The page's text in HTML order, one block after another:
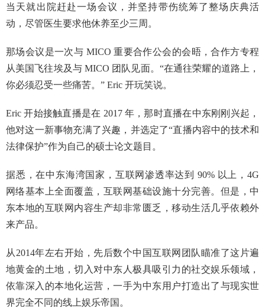
当天就出院赶赴一场会议，并坚持带伤统筹了整场庆典活
动，尽管医生要求他休养至少三周。
那场会议是一次与 MICO 重要合作公会的会晤，合作方专程
从美国飞往埃及与 MICO 团队见面。“在通往荣耀的道路上，
你必须忍受一些痛苦。” Eric 开玩笑说。
Eric 开始接触直播是在 2017 年，那时直播在中东刚刚兴起，
他对这一新事物充满了兴趣，并选定了“直播内容中的技术和
法律保护”作为自己的硕士论文题目。
据悉，在中东海湾国家，互联网渗透率达到 90% 以上，4G
网络基本上全面覆盖，互联网基础设施十分完善。但是，中
东本地的互联网内容生产却非常匮乏，移动生活几乎依赖外
来产品。
从2014年左右开始，先后数个中国互联网团队瞄准了这片遍
地黄金的土地，切入对中东人极具吸引力的社交娱乐领域，
依靠深入的本地化运营，一手为中东用户打造出了与现实世
界完全不同的线上娱乐帝国。